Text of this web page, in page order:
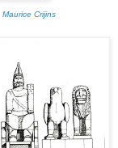
Maurice Crijins